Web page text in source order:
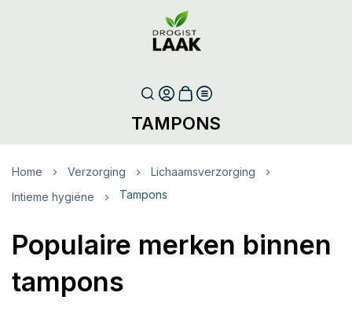
TAMPONS
Home Verzorging
Lichaamsverzorging
Intieme hygiëne
Tampons
Populaire merken binnen
tampons